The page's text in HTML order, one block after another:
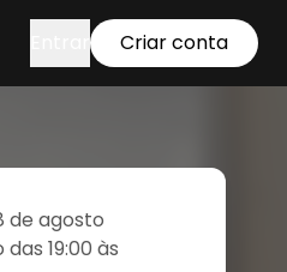
Criar conta
de agosto
19:00 às